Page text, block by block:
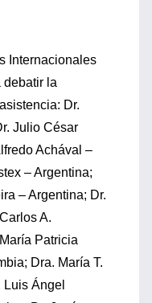
Internacionales
debatir la
Dr.
Julio César
Achával –
– Argentina;
– Argentina; Dr.
A.
Patricia
Dra. María T.
Ángel